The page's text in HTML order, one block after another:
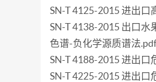
SN-T 4125-2015 进出
SN-T 4138-2015 出口水
色谱-负化学源质谱法
SN-T 4188-2015 进出口
SN-T 4225-2015 进出口